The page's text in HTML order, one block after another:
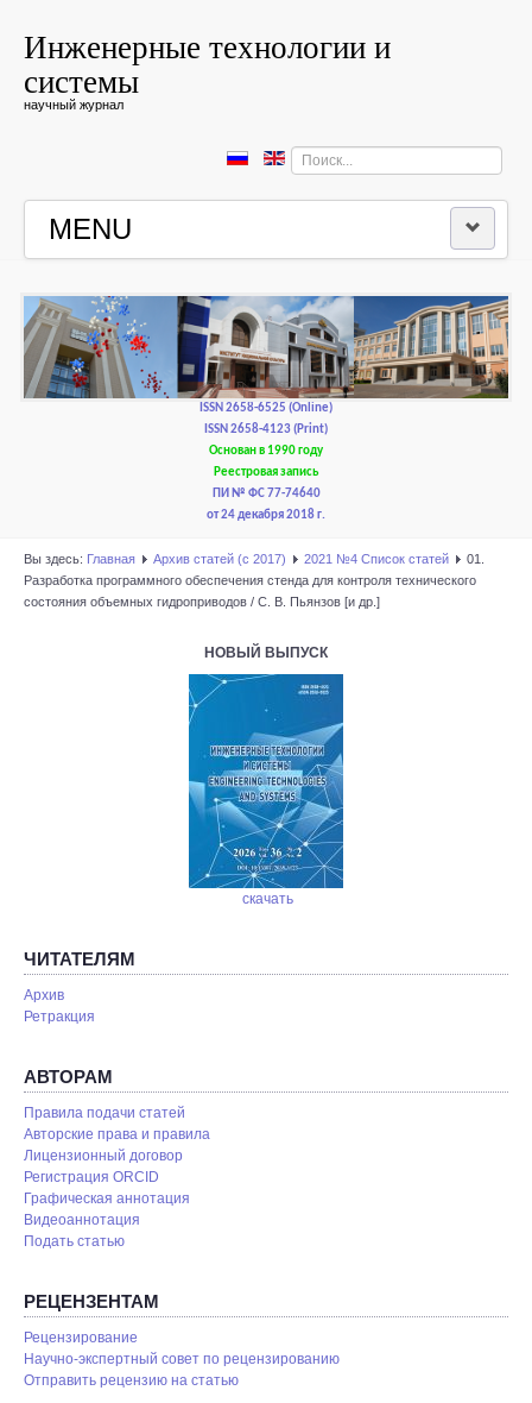
Инженерные технологии и
системы
научный журнал
Искать...
MENU
РЕДКОЛЛЕГИЯ
РЕДАКЦИОННАЯ ПОЛИТИКА И ЭТИКА
ISSN 2658-6525 (Online)
ISSN 2658-4123 (Print)
Основан в 1990 году
Реестровая запись
ПИ № ФС 77-74640
от 24 декабря 2018 г.
Вы здесь: Главная Архив статей (с 2017) 2021 №4 Список статей
01.
Разработка программного обеспечения стенда для контроля технического
состояния объемных гидроприводов / С. В. Пьянзов [и др.]
НОВЫЙ ВЫПУСК
скачать
ЧИТАТЕЛЯМ
Архив
Ретракция
АВТОРАМ
Правила подачи статей
Авторские права и правила
Лицензионный договор
Регистрация ORCID
Графическая аннотация
Видеоаннотация
Подать статью
РЕЦЕНЗЕНТАМ
Рецензирование
Научно-экспертный совет по рецензированию
Отправить рецензию на статью